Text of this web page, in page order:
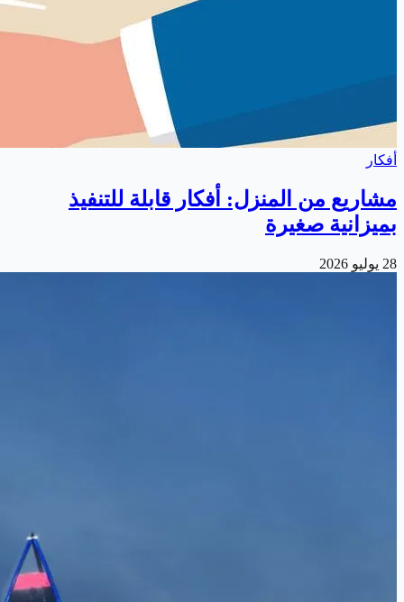
أفكار
مشاريع من المنزل: أفكار قابلة للتنفيذ
بميزانية صغيرة
28 يوليو 2026